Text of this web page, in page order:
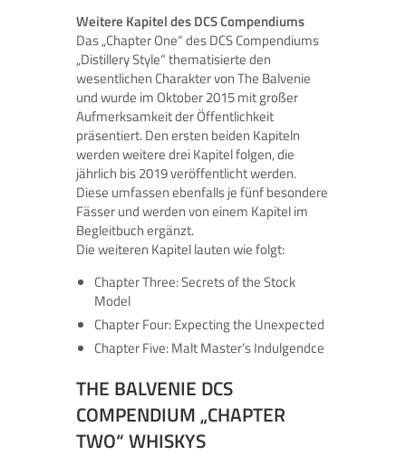
Weitere Kapitel des DCS Compendiums
Das „Chapter One“ des DCS Compendiums
„Distillery Style“ thematisierte den
wesentlichen Charakter von The Balvenie
und wurde im Oktober 2015 mit großer
Aufmerksamkeit der Öffentlichkeit
präsentiert. Den ersten beiden Kapiteln
werden weitere drei Kapitel folgen, die
jährlich bis 2019 veröffentlicht werden.
Diese umfassen ebenfalls je fünf besondere
Fässer und werden von einem Kapitel im
Begleitbuch ergänzt.
Die weiteren Kapitel lauten wie folgt:
Chapter Three: Secrets of the Stock
Model
Chapter Four: Expecting the Unexpected
Chapter Five: Malt Master’s Indulgendce
THE BALVENIE DCS
COMPENDIUM „CHAPTER
TWO“ WHISKYS